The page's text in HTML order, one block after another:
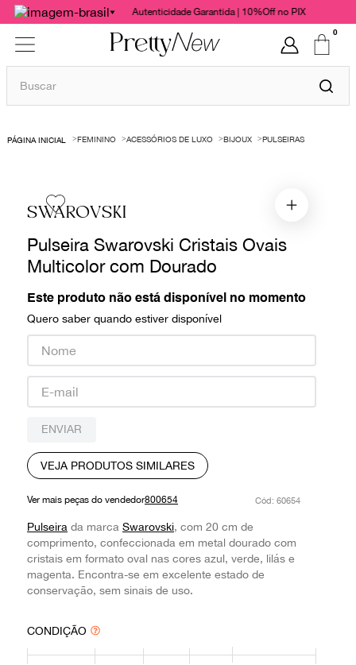
Autenticidade Garantida | 10%Off no PIX
0
Buscar
FEMININO ACESSÓRIOS DE LUXO BIJOUX PULSEIRAS
SWAROVSKI
Pulseira Swarovski Cristais Ovais
Multicolor com Dourado
Este produto não está disponível no momento
Quero saber quando estiver disponível
ENVIAR
VEJA PRODUTOS SIMILARES
Ver mais peças do vendedor800654 : 60654
Pulseira da marca Swarovski, com 20 cm de
comprimento, confeccionada em metal dourado com
cristais em formato oval nas cores azul, verde, lilás e
magenta. Encontra-se em excelente estado de
conservação, sem sinais de uso.
CONDIÇÃO
1º
bolsas
chanel
gucci
valentino
burberry
prada
louis vuitton